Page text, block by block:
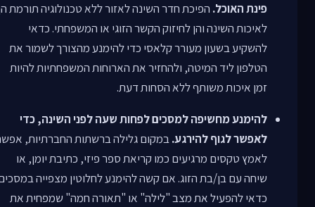
פינת האוכל. הפיכת חדר השינה לאזור ללא טכנולוגיה תורמת
לאיכות השינה והן לחיזוק הקשר הזוגי או המשפחתי. כדאי
להשקיע בשעון מעורר קלאסי כדי להימנע מהצורך לשמור את
הטלפון ליד המיטה, ולהחזיר את הארוחות המשפחתיות להיות
זמן איכות משותף ללא הסחות דעת.
להימנע מחשיפה למסכים לפחות שעה לפני השינה, כדי
לאפשר לגוף להירגע.במקום גלילה ברשתות החברתיות,
לאמץ טקסים מרגיעים כמו קריאת ספר פיזי, כתיבת יומן, או
שיחה עם בן/בת הזוג. אם קשה להימנע לחלוטין מצפייה
כדאי להפעיל את מצב "לילה" או "תאורה חמה" שמפחית את